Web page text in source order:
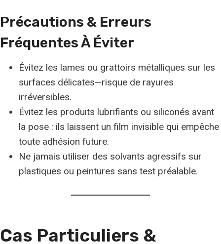
Précautions & Erreurs
Fréquentes À Éviter
Évitez les lames ou grattoirs métalliques sur les
surfaces délicates—risque de rayures
irréversibles.
Évitez les produits lubrifiants ou siliconés avant
la pose : ils laissent un film invisible qui empêche
toute adhésion future.
Ne jamais utiliser des solvants agressifs sur
plastiques ou peintures sans test préalable.
Cas Particuliers &